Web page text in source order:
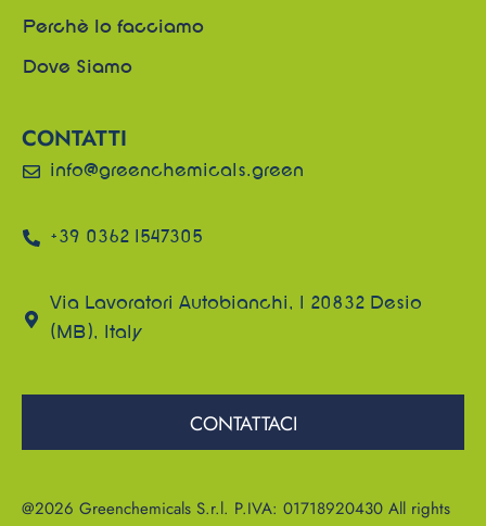
Perchè lo facciamo
Dove Siamo
CONTATTI
info@greenchemicals.green
+39 0362 1547305
Via Lavoratori Autobianchi, 1 20832 Desio
(MB), Italy
CONTATTACI
@2026 Greenchemicals S.r.l. P.IVA: 01718920430 All rights